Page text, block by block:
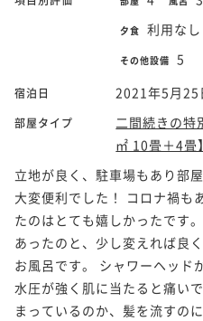
夕食 利用なし
その他設備 5
宿泊日 2021年5月25
部屋タイプ
二間続きの特
㎡ 10畳＋4畳】
立地が良く、駐車場もあり部
大変便利でした！ コロナ禍も
たのはとても嬉しかったです
あったのと、少し変えれば良
お風呂です。 シャワーヘッド
水圧が強く肌に当たると痛い
まっているのか、髪を流すの